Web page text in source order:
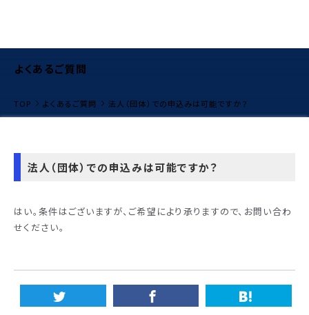
よくあるご質問
TOP よくあるご質問 法人（団体）での申込みは可能ですか？
法人（団体）での申込みは可能ですか？
はい。条件はございますが、ご希望により承りますので、お問い合わ
せください。